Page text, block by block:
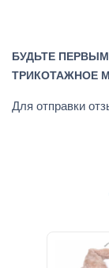
БУДЬТЕ
ТРИКОТАЖНОЕ
Для отправки